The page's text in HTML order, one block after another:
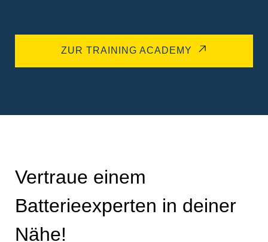
ZUR TRAINING ACADEMY
Vertraue einem
Batterieexperten in deiner
Nähe!